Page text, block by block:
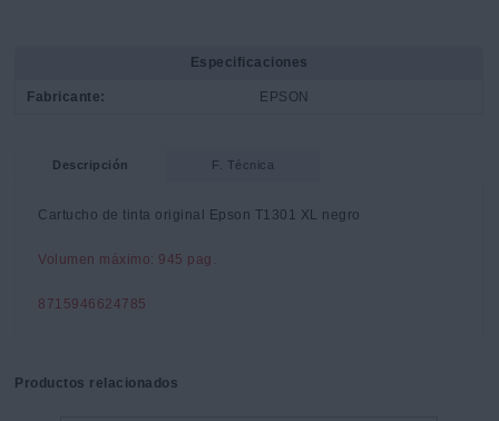
Especificaciones
Fabricante: EPSON
Descripción F. Técnica
Cartucho de tinta original Epson T1301 XL negro
Volumen máximo: 945 pag.
8715946624785
Productos relacionados